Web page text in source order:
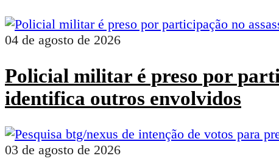
04 de agosto de 2026
Policial militar é preso por
identifica outros envolvidos
03 de agosto de 2026